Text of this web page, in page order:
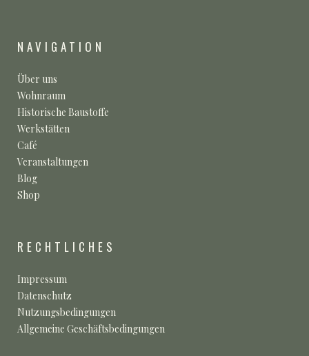
NAVIGATION
Über uns
Wohnraum
Historische Baustoffe
Werkstätten
Café
Veranstaltungen
Blog
Shop
RECHTLICHES
Impressum
Datenschutz
Nutzungsbedingungen
Allgemeine Geschäftsbedingungen